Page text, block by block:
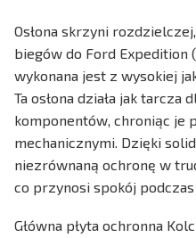
Osłona skrzyni
biegów do Ford Expedition
wykonana jest z wysokiej
Ta osłona działa jak tarcza
komponentów, chroniąc je
mechanicznymi. Dzięki
niezrównaną ochronę w
co przynosi spokój
Główna płyta ochronna